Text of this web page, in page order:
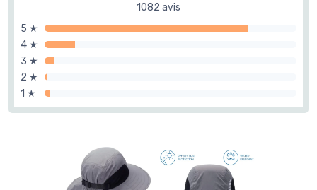
1082 avis
5 ★
4 ★
3 ★
2 ★
1 ★